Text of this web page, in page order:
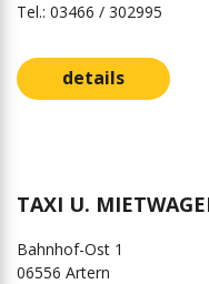
Tel.: 03466 / 302995
details
TAXI U.
Bahnhof-Ost 1
06556 Artern